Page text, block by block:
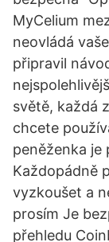
MyCelium
neovládá
připravil
světě, každá
chcete
peněženka je
Každopádně
vyzkoušet a
prosím Je
přehledu